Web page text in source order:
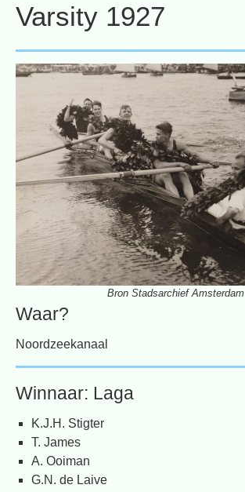
Varsity 1927
Bron Stadsarchief Amsterdam
Waar?
Noordzeekanaal
Winnaar: Laga
K.J.H. Stigter
T. James
A. Ooiman
G.N. de Laive